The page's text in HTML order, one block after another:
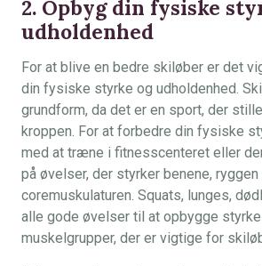
2. Opbyg din fysiske
udholdenhed
For at blive en bedre skiløber er det
din fysiske styrke og udholdenhed.
grundform, da det er en sport, der
kroppen. For at forbedre din fysiske
med at træne i fitnesscenteret eller
på øvelser, der styrker benene, ryggen
coremuskulaturen. Squats, lunges,
alle gode øvelser til at opbygge
muskelgrupper, der er vigtige for